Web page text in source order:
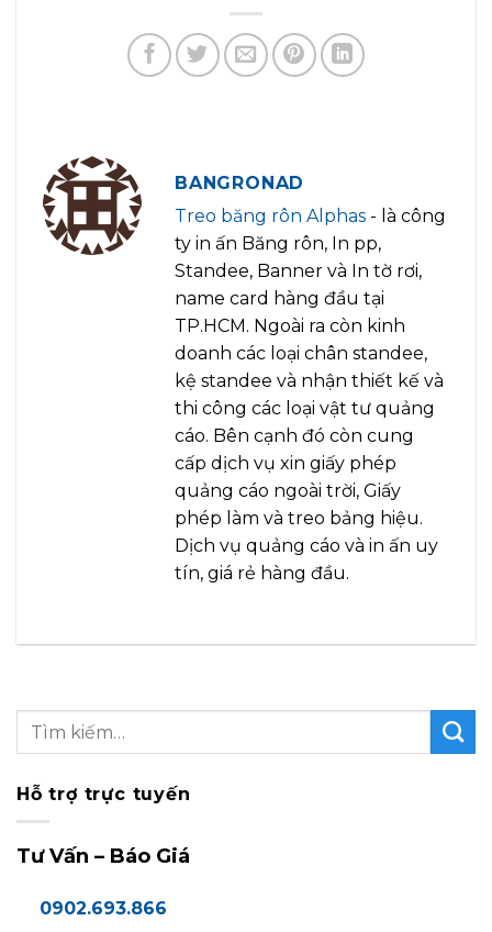
BANGRONAD
Treo băng rôn Alphas - là công
ty in ấn Băng rôn, In pp,
Standee, Banner và In tờ rơi,
name card hàng đầu tại
TP.HCM. Ngoài ra còn kinh
doanh các loại chân standee,
kệ standee và nhận thiết kế và
thi công các loại vật tư quảng
cáo. Bên cạnh đó còn cung
cấp dịch vụ xin giấy phép
quảng cáo ngoài trời, Giấy
phép làm và treo bảng hiệu.
Dịch vụ quảng cáo và in ấn uy
tín, giá rẻ hàng đầu.
Hỗ trợ trực tuyến
Tư Vấn – Báo Giá
0902.693.866